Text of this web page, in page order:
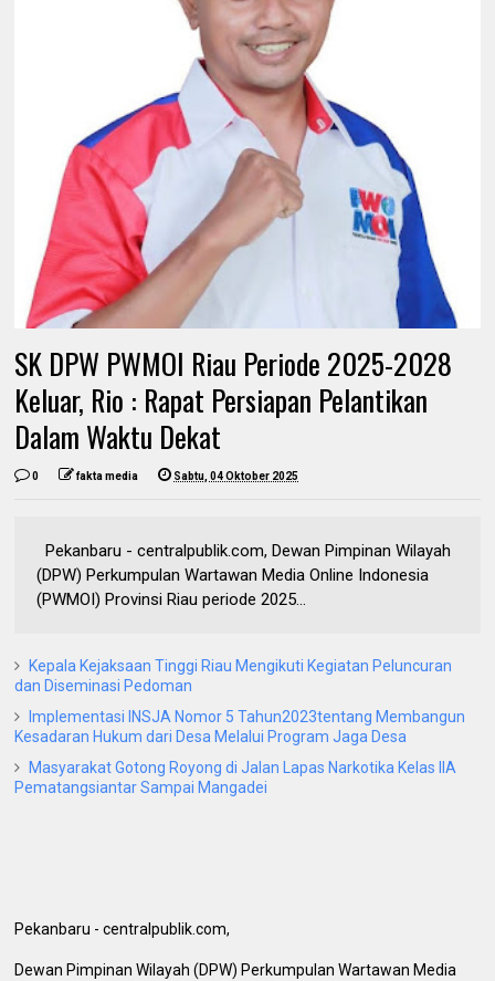
SK DPW PWMOI Riau Periode 2025-2028
Keluar, Rio : Rapat Persiapan Pelantikan
Dalam Waktu Dekat
0 fakta media Sabtu, 04 Oktober 2025
Pekanbaru - centralpublik.com, Dewan Pimpinan Wilayah
(DPW) Perkumpulan Wartawan Media Online Indonesia
(PWMOI) Provinsi Riau periode 2025...
Kepala Kejaksaan Tinggi Riau Mengikuti Kegiatan Peluncuran
dan Diseminasi Pedoman
Implementasi INSJA Nomor 5 Tahun2023tentang Membangun
Kesadaran Hukum dari Desa Melalui Program Jaga Desa
Masyarakat Gotong Royong di Jalan Lapas Narkotika Kelas IIA
Pematangsiantar Sampai Mangadei
Pekanbaru - centralpublik.com,
Dewan Pimpinan Wilayah (DPW) Perkumpulan Wartawan Media